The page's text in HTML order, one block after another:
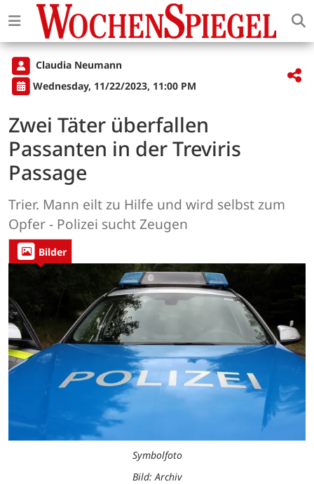
Claudia Neumann
Wednesday, 11/22/2023, 11:00 PM
Zwei Täter überfallen
Passanten in der Treviris
Passage
Trier. Mann eilt zu Hilfe und wird selbst zum
Opfer - Polizei sucht Zeugen
Bilder
Symbolfoto
Bild: Archiv